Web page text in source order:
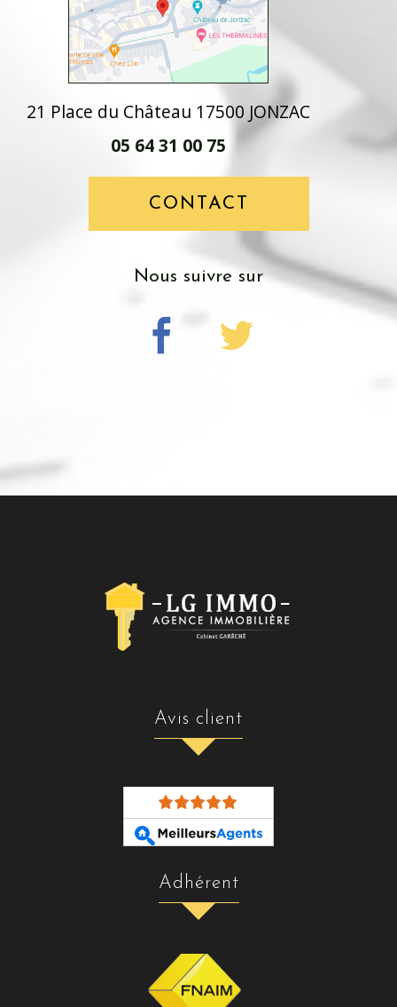
21 Place du Château 17500 JONZAC
05 64 31 00 75
CONTACT
nous suivre sur
avis client
adhérent